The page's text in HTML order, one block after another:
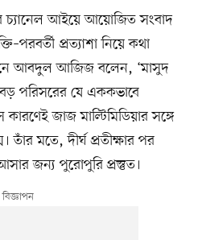
চ্যানেল আইয়ে আয়োজিত সংবাদ
প্রত্যাশা নিয়ে কথা
আবদুল আজিজ বলেন, ‘মাসুদ
বড় পরিসরের যে এককভাবে
জাজ মাল্টিমিডিয়ার সঙ্গে
তাঁর মতে, দীর্ঘ প্রতীক্ষার পর
জন্য পুরোপুরি প্রস্তুত।